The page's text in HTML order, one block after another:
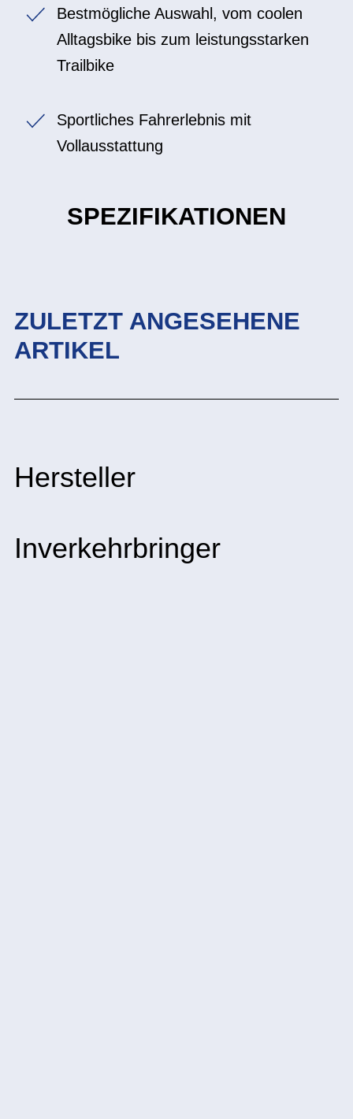
Bestmögliche Auswahl, vom coolen
Alltagsbike bis zum leistungsstarken
Trailbike
Sportliches Fahrerlebnis mit
Vollausstattung
SPEZIFIKATIONEN
ZULETZT ANGESEHENE
ARTIKEL
Hersteller
Inverkehrbringer